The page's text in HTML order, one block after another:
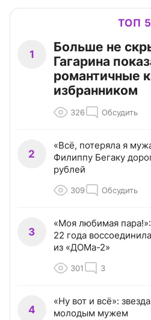
ТОП 5
1
Больше не
Гагарина
романтичные
избранником
326 Обсудить
2
«Всё, потеряла я
Филиппу Бегаку
рублей
309 Обсудить
3
«Моя любимая
22 года
из «ДОМа-2»
301 3
4
«Ну вот и всё»:
молодым мужем